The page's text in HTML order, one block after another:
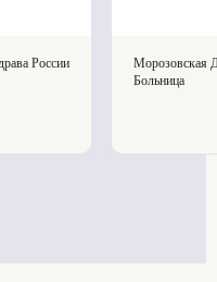
России
Морозовская
Больница